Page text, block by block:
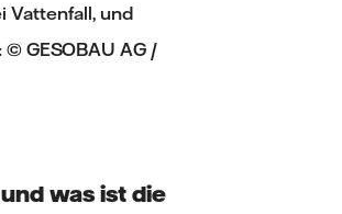
Vattenfall, und
GESOBAU AG /
was ist die